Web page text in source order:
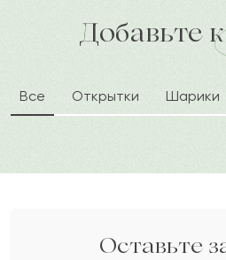
доставка по городу в
Б Болеслав
И Ирина
Шамиль
Добавьте
Все Открытки Шарики
Оставьте